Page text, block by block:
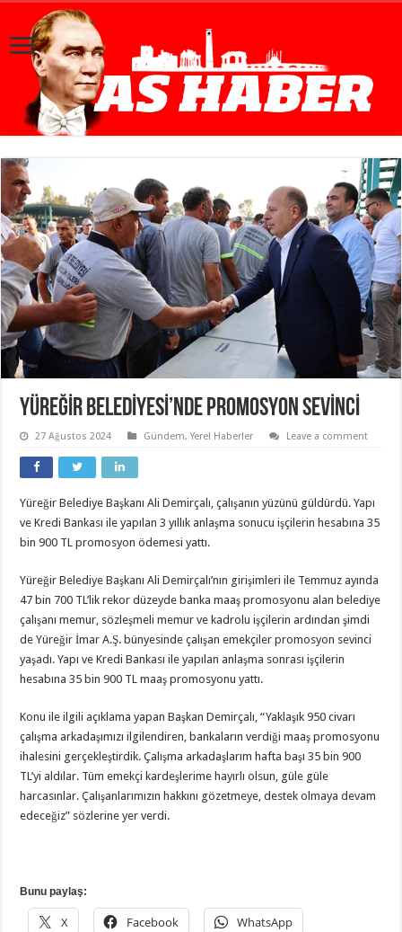
YÜREĞİR BELEDİYESİ’NDE PROMOSYON SEVİNCİ
27 Ağustos 2024 Gündem,Yerel Haberler Leave a comment
Yüreğir Belediye Başkanı Ali Demirçalı, çalışanın yüzünü güldürdü. Yapı
ve Kredi Bankası ile yapılan 3 yıllık anlaşma sonucu işçilerin hesabına 35
bin 900 TL promosyon ödemesi yattı.
Yüreğir Belediye Başkanı Ali Demirçalı’nın girişimleri ile Temmuz ayında
47 bin 700 TL’lik rekor düzeyde banka maaş promosyonu alan belediye
çalışanı memur, sözleşmeli memur ve kadrolu işçilerin ardından şimdi
de Yüreğir İmar A.Ş. bünyesinde çalışan emekçiler promosyon sevinci
yaşadı. Yapı ve Kredi Bankası ile yapılan anlaşma sonrası işçilerin
hesabına 35 bin 900 TL maaş promosyonu yattı.
Konu ile ilgili açıklama yapan Başkan Demirçalı, “Yaklaşık 950 civarı
çalışma arkadaşımızı ilgilendiren, bankaların verdiği maaş promosyonu
ihalesini gerçekleştirdik. Çalışma arkadaşlarım hafta başı 35 bin 900
TL’yi aldılar. Tüm emekçi kardeşlerime hayırlı olsun, güle güle
harcasınlar. Çalışanlarımızın hakkını gözetmeye, destek olmaya devam
edeceğiz” sözlerine yer verdi.
Bunu paylaş:
X Facebook WhatsApp